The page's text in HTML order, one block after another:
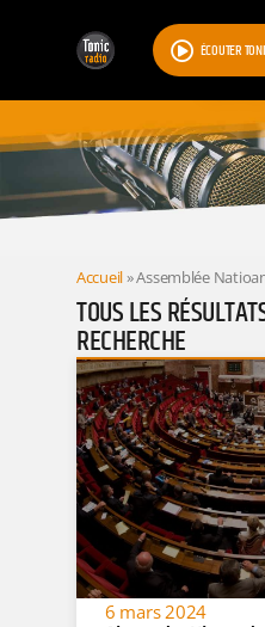
ÉCOUTER
Accueil»Assemblée
TOUS LES
RECHERCHE
6 mars 2024